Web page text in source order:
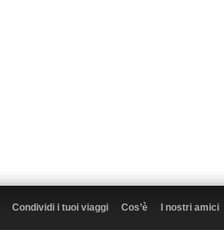
Condividi i tuoi viaggi Cos’è I nostri amici